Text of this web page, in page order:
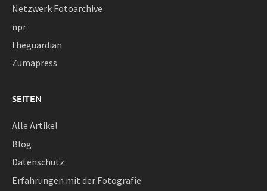
Netzwerk Fotoarchive
npr
theguardian
Zumapress
SEITEN
Alle Artikel
Blog
Datenschutz
Erfahrungen mit der Fotografie